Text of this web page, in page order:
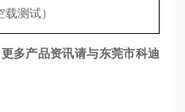
测试）
多产品资讯请与东莞市科迪